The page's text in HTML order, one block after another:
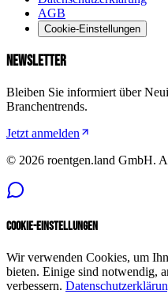
AGB
Cookie-Einstellungen
NEWSLETTER
Bleiben Sie informiert über
Branchentrends.
Jetzt anmelden
© 2026 roentgen.land GmbH.
Cookie-Einstellungen
Wir verwenden Cookies, um
bieten. Einige sind notwendig,
verbessern.